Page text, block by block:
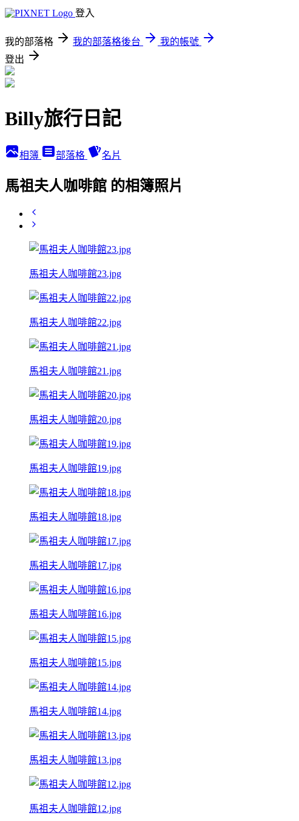
登入
我的部落格 我的部落格後台
我的帳號
登出
Billy旅行日記
相簿 部落格 名片
馬祖夫人咖啡館 的相簿照片
馬祖夫人咖啡館23.jpg
馬祖夫人咖啡館22.jpg
馬祖夫人咖啡館21.jpg
馬祖夫人咖啡館20.jpg
馬祖夫人咖啡館19.jpg
馬祖夫人咖啡館18.jpg
馬祖夫人咖啡館17.jpg
馬祖夫人咖啡館16.jpg
馬祖夫人咖啡館15.jpg
馬祖夫人咖啡館14.jpg
馬祖夫人咖啡館13.jpg
馬祖夫人咖啡館12.jpg